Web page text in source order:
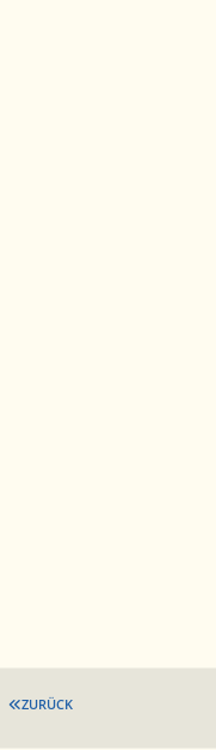
ERSTE SEITE
ZURÜCK